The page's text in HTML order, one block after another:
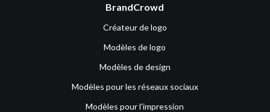
BrandCrowd
Créateur de logo
Modèles de logo
Modèles de design
Modèles pour les réseaux sociaux
Modèles pour l'impression